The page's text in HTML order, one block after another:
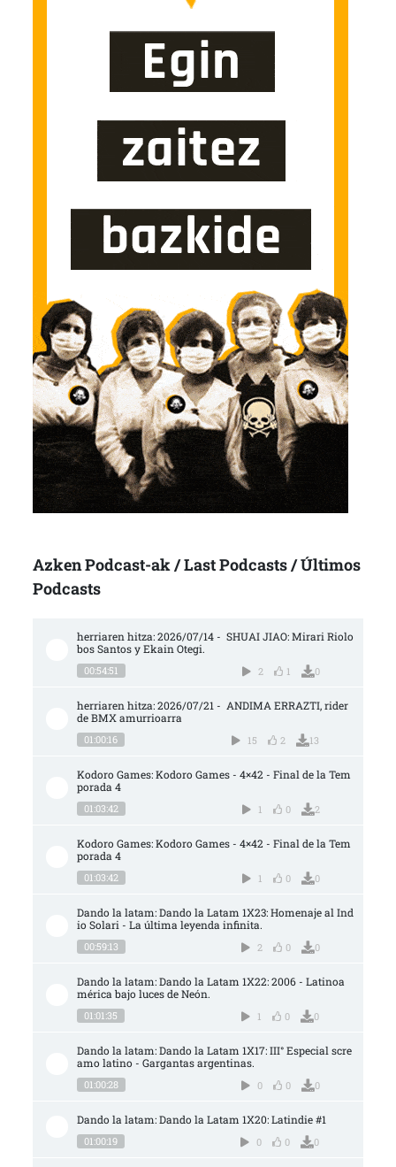
Azken Podcast-ak / Last Podcasts / Últimos
Podcasts
herriaren hitza: 2026/07/14 -  SHUAI JIAO: Mirari Riolo
bos Santos y Ekain Otegi.
00:54:51 2 1 0
herriaren hitza: 2026/07/21 -  ANDIMA ERRAZTI, rider
de BMX amurrioarra
01:00:16 15 2 13
Kodoro Games: Kodoro Games - 4×42 - Final de la Tem
porada 4
01:03:42 1 0 2
Kodoro Games: Kodoro Games - 4×42 - Final de la Tem
porada 4
01:03:42 1 0 0
Dando la latam: Dando la Latam 1X23: Homenaje al Ind
io Solari - La última leyenda infinita.
00:59:13 2 0 0
Dando la latam: Dando la Latam 1X22: 2006 - Latinoa
mérica bajo luces de Neón.
01:01:35 1 0 0
Dando la latam: Dando la Latam 1X17: III° Especial scre
amo latino - Gargantas argentinas.
01:00:28 0 0 0
Dando la latam: Dando la Latam 1X20: Latindie #1
01:00:19 0 0 0